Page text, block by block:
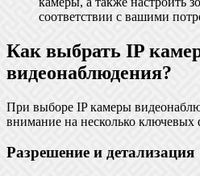
соответствии с вашими
Как выбрать IP
видеонаблюдения?
При выборе IP камеры
внимание на несколько ключевых
Разрешение и детализация